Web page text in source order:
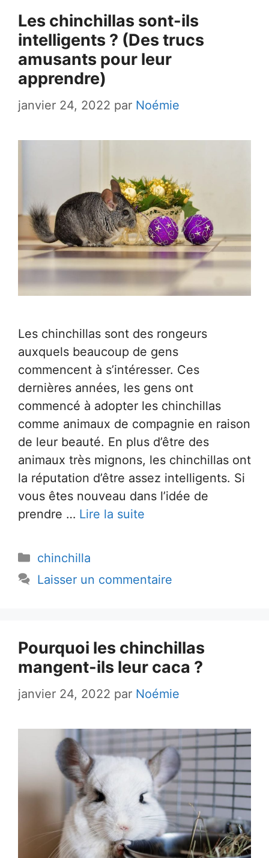
Les chinchillas sont-ils
intelligents ? (Des trucs
amusants pour leur
apprendre)
janvier 24, 2022 par Noémie
Les chinchillas sont des rongeurs
auxquels beaucoup de gens
commencent à s’intéresser. Ces
dernières années, les gens ont
commencé à adopter les chinchillas
comme animaux de compagnie en raison
de leur beauté. En plus d’être des
animaux très mignons, les chinchillas ont
la réputation d’être assez intelligents. Si
vous êtes nouveau dans l’idée de
prendre … Lire la suite
Catégories
chinchilla
Laisser un commentaire
Pourquoi les chinchillas
mangent-ils leur caca ?
janvier 24, 2022 par Noémie